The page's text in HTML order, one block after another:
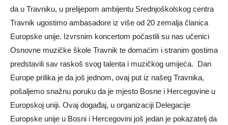
da u Travniku, u prelijepom ambijentu Srednjoškolskog centra
Travnik ugostimo ambasadore iz više od 20 zemalja članica
Europske unije. Izvrsnim koncertom počastili su nas učenici
Osnovne muzičke škole Travnik te domaćim i stranim gostima
predstavili sav raskoš svog talenta i muzičkog umijeća. Dan
Europe prilika je da još jednom, ovaj put iz našeg Travnika,
pošaljemo snažnu poruku da je mjesto Bosne i Hercegovine u
Europskoj uniji. Ovaj događaj, u organizaciji Delegacije
Europske unije u Bosni i Hercegovini još jedan je pokazatelj da